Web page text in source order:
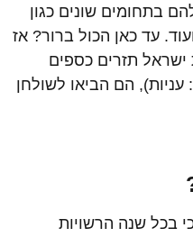
בתחומים שונים כגון
עד כאן הכול ברור? אז
תזרים כספים
הם הביאו לשולחן
בכל שנה הרשויות